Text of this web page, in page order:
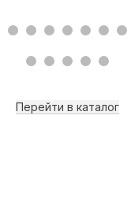
Перейти в каталог